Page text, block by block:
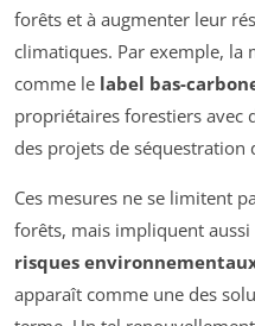
forêts et à augmenter leur
climatiques. Par exemple,
comme le label bas-
propriétaires forestiers avec
des projets de séquestration
Ces mesures ne se limitent
forêts, mais impliquent
risques
apparaît comme une des